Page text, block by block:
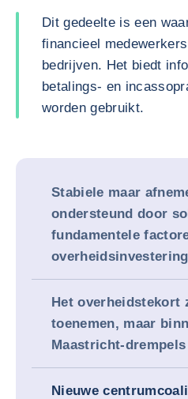
Dit gedeelte is een
financieel
bedrijven. Het biedt
betalings- en
worden gebruikt.
Stabiele maar
ondersteund door
fundamentele
Het overheidstekort
toenemen, maar
Maastricht-
Nieuwe